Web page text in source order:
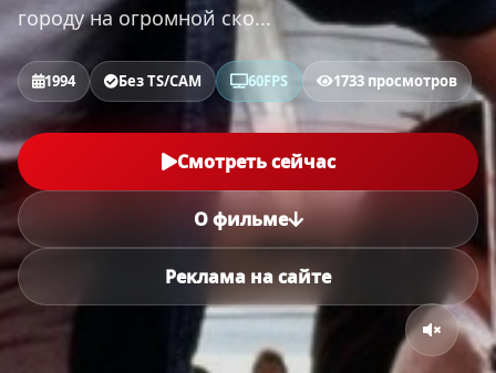
городу на огромной ско...
1994 Без TS/CAM 60FPS 1733 просмотров
Смотреть сейчас
О фильме
Реклама на сайте